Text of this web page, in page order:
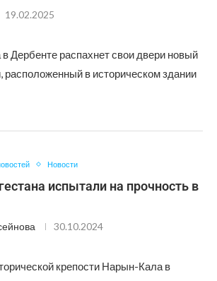
19.02.2025
Дербенте распахнет свои двери новый
расположенный в историческом здании
Новости
испытали на прочность в
30.10.2024
крепости Нарын-Кала в